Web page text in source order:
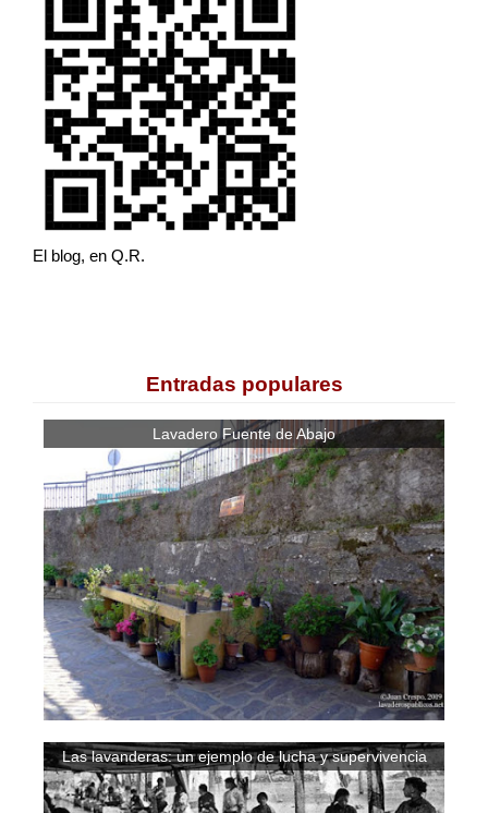
El blog, en Q.R.
Entradas populares
Lavadero Fuente de Abajo
Las lavanderas: un ejemplo de lucha y supervivencia